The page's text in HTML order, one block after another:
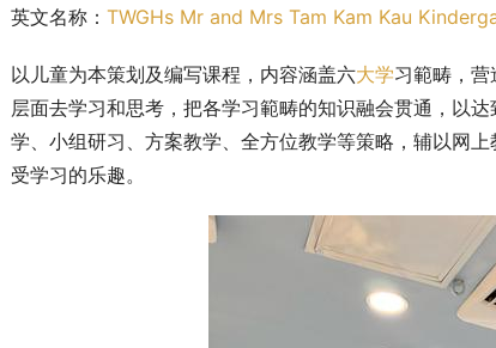
英文名称： TWGHs Mr and Mrs Tam Kam Kau
以儿童为本策划及编写课程，内容涵盖六大学习範畴，
层面去学习和思考，把各学习範畴的知识融会贯通，以
学、小组研习、方案教学、全方位教学等策略，辅以网
受学习的乐趣。